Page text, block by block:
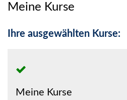
Meine Kurse
Ihre ausgewählten Kurse:
Meine Kurse